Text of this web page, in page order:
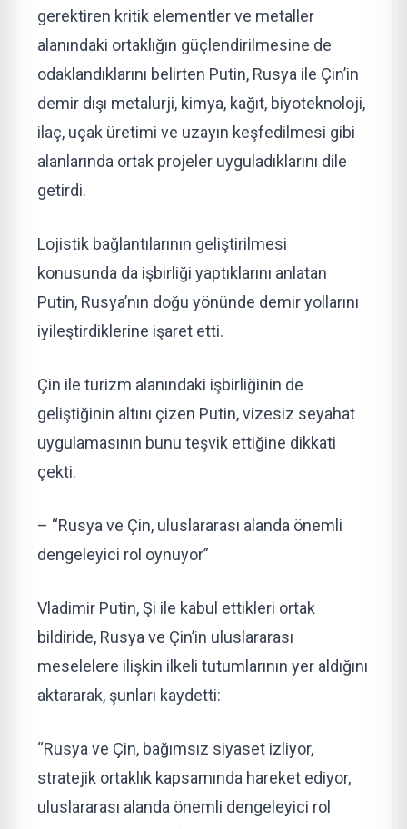
gerektiren kritik elementler ve metaller
alanındaki ortaklığın güçlendirilmesine de
odaklandıklarını belirten Putin, Rusya ile Çin’in
demir dışı metalurji, kimya, kağıt, biyoteknoloji,
ilaç, uçak üretimi ve uzayın keşfedilmesi gibi
alanlarında ortak projeler uyguladıklarını dile
getirdi.
Lojistik bağlantılarının geliştirilmesi
konusunda da işbirliği yaptıklarını anlatan
Putin, Rusya’nın doğu yönünde demir yollarını
iyileştirdiklerine işaret etti.
Çin ile turizm alanındaki işbirliğinin de
geliştiğinin altını çizen Putin, vizesiz seyahat
uygulamasının bunu teşvik ettiğine dikkati
çekti.
– “Rusya ve Çin, uluslararası alanda önemli
dengeleyici rol oynuyor”
Vladimir Putin, Şi ile kabul ettikleri ortak
bildiride, Rusya ve Çin’in uluslararası
meselelere ilişkin ilkeli tutumlarının yer aldığını
aktararak, şunları kaydetti:
“Rusya ve Çin, bağımsız siyaset izliyor,
stratejik ortaklık kapsamında hareket ediyor,
uluslararası alanda önemli dengeleyici rol